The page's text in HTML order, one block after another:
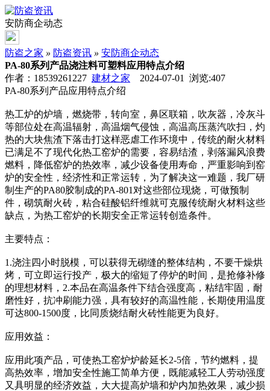
安防商企动态
防盗之家 » 防盗资讯 » 安防商企动态
PA-80系列产品浇注料可塑料应用特点介绍
作者：18539261227 建材之家 2024-07-01 浏览:407
PA-80系列产品应用特点介绍
热工炉的炉墙，燃烧带，转向室，鼻区联箱，吹灰器，冷灰斗
等部位处在高温辐射，高温烟气侵蚀，高温高压蒸汽吹扫，灼
热的大块焦渣下落击打这样恶虐工作环境中，传统的耐火材料
已满足不了现代化热工窑炉的需要，容易结渣，剥落漏风浪费
燃料，降低窑炉的热效率，减少设备使用寿命，严重影响到窑
炉的安全性，经济性和正常运转，为了解决这一难题，我厂研
制生产的PA80胶制成的PA-801对这些部位现烧，可做预制
件，砌筑耐火砖，粘合硅酸铝纤维就可克服传统耐火材料这些
缺点，为热工窑炉的长期安全正常运转创造条件。
主要特点：
1.浇注四小时脱模，可以获得无砌缝的整体结构，不要干燥烘
烤，可立即运行投产，极大的缩短了停炉的时间，是抢修补修
的理想材料，2.本品在高温条件下结合强度高，粘结牢固，耐
磨性好，抗冲刷能力强，具有较好的高温性能，长期使用温度
可达800-1500度，比同质烧结耐火砖性能更为良好。
应用效益：
应用此项产品，可使热工窑炉炉龄延长2-5倍，节约燃料，提
高热效率，增加安全性施工简单方便，既能减轻工人劳动强度
又具明显的经济效益，大大提高炉墙和炉内加热效果，减少损